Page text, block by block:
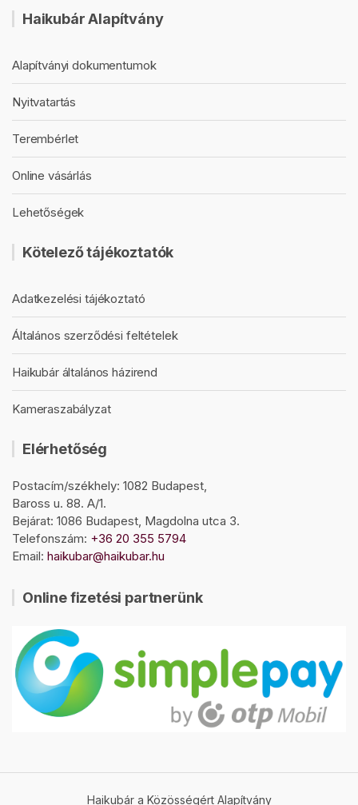
Haikubár Alapítvány
Alapítványi dokumentumok
Nyitvatartás
Terembérlet
Online vásárlás
Lehetőségek
Kötelező tájékoztatók
Adatkezelési tájékoztató
Általános szerződési feltételek
Haikubár általános házirend
Kameraszabályzat
Elérhetőség
Postacím/székhely: 1082 Budapest,
Baross u. 88. A/1.
Bejárat: 1086 Budapest, Magdolna utca 3.
Telefonszám: +36 20 355 5794
Email: haikubar@haikubar.hu
Online fizetési partnerünk
Haikubár a Közösségért Alapítvány